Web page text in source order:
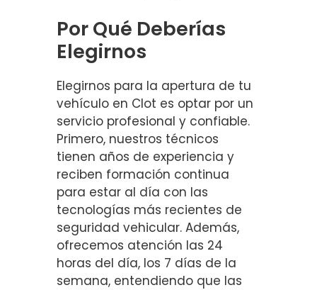
Por Qué Deberías
Elegirnos
Elegirnos para la apertura de tu
vehículo en Clot es optar por un
servicio profesional y confiable.
Primero, nuestros técnicos
tienen años de experiencia y
reciben formación continua
para estar al día con las
tecnologías más recientes de
seguridad vehicular. Además,
ofrecemos atención las 24
horas del día, los 7 días de la
semana, entendiendo que las